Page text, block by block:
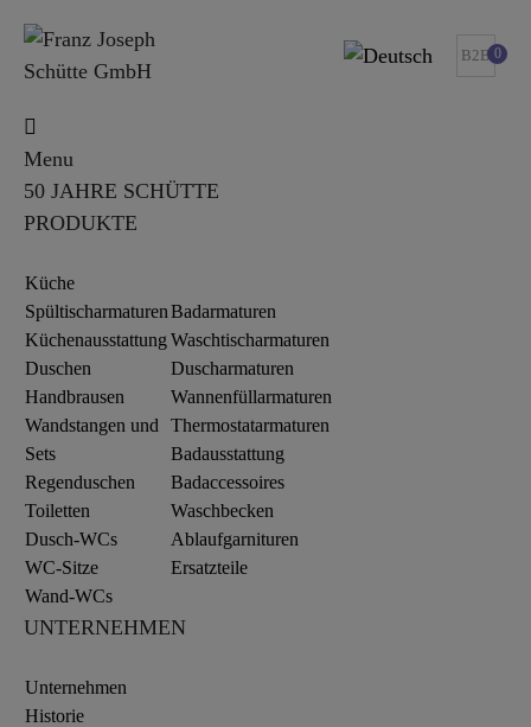
B2B 0
Menu
50 JAHRE SCHÜTTE
PRODUKTE
Küche
Spültischarmaturen
Küchenausstattung
Duschen
Handbrausen
Wandstangen und
Sets
Regenduschen
Toiletten
Dusch-WCs
WC-Sitze
Wand-WCs
Badarmaturen
Waschtischarmaturen
Duscharmaturen
Wannenfüllarmaturen
Thermostatarmaturen
Badausstattung
Badaccessoires
Waschbecken
Ablaufgarnituren
Ersatzteile
UNTERNEHMEN
Unternehmen
Historie